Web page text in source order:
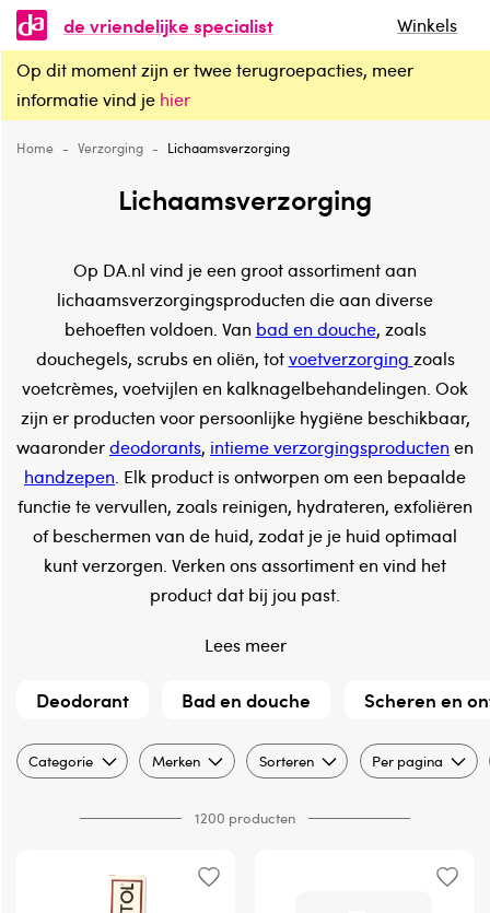
de vriendelijke specialist
Winkels
Op dit moment zijn er twee terugroepacties, meer
informatie vind je hier
Lichaamsverzorging
Home - Verzorging - Lichaamsverzorging
Lichaamsverzorging
Op DA.nl vind je een groot assortiment aan
lichaamsverzorgingsproducten die aan diverse
behoeften voldoen. Van bad en douche, zoals
douchegels, scrubs en oliën, totvoetverzorging zoals
voetcrèmes, voetvijlen en kalknagelbehandelingen. Ook
zijn er producten voor persoonlijke hygiëne beschikbaar,
waaronderdeodorants, intieme verzorgingsproductenen
handzepen. Elk product is ontworpen om een bepaalde
functie te vervullen, zoals reinigen, hydrateren, exfoliëren
of beschermen van de huid, zodat je je huid optimaal
kunt verzorgen. Verken ons assortiment en vind het
product dat bij jou past.
Lees meer
Deodorant Bad en douche Scheren en
Categorie Merken Sorteren Per pagina
1200 producten